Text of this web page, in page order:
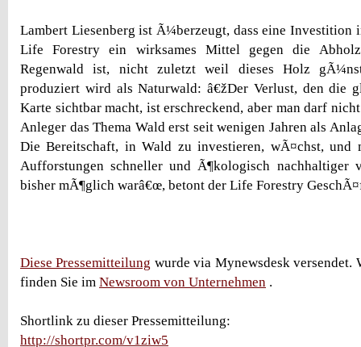
Lambert Liesenberg ist Ã¼berzeugt, dass eine Investition
Life Forestry ein wirksames Mittel gegen die
Regenwald ist, nicht zuletzt weil dieses Holz
produziert wird als Naturwald: â€žDer Verlust, den die
Karte sichtbar macht, ist erschreckend, aber man darf
Anleger das Thema Wald erst seit wenigen Jahren als
Die Bereitschaft, in Wald zu investieren, wÃ¤chst, und
Aufforstungen schneller und Ã¶kologisch nachhaltiger
bisher mÃ¶glich warâ€œ, betont der Life Forestry
Diese Pressemitteilung wurde via Mynewsdesk versendet.
finden Sie im Newsroom von Unternehmen .
Shortlink zu dieser Pressemitteilung:
http://shortpr.com/v1ziw5